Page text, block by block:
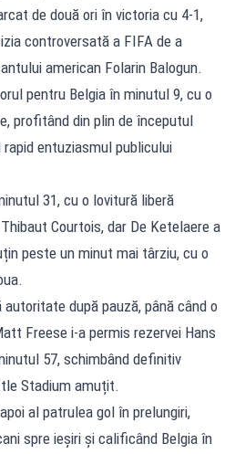
de două ori în victoria cu 4-1,
controversată a FIFA de a
american Folarin Balogun.
pentru Belgia în minutul 9, cu o
profitând din plin de începutul
entuziasmul publicului
31, cu o lovitură liberă
Courtois, dar De Ketelaere a
peste un minut mai târziu, cu o
după pauză, până când o
Freese i-a permis rezervei Hans
57, schimbând definitiv
Stadium amuțit.
al patrulea gol în prelungiri,
spre ieșiri și calificând Belgia în